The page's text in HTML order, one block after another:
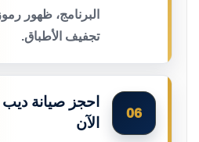
البرنامج، ظهور
تجفيف الأطباق.
06
احجز صيانة
الآن